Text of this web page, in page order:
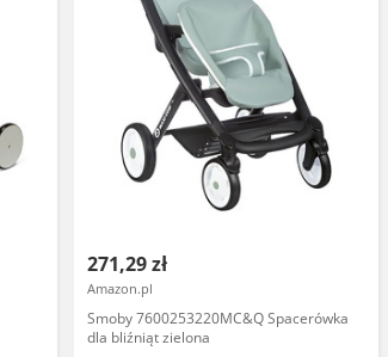
271,29 zł
Amazon.pl
Smoby 7600253220MC&Q Spacerówka
dla bliźniąt zielona